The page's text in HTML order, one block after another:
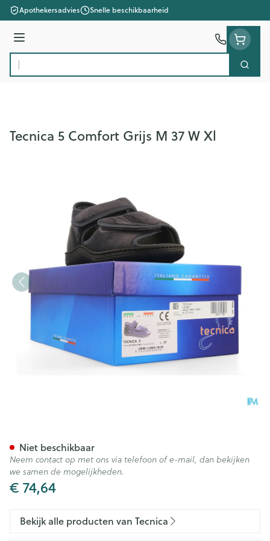
Ga naar de inhoud
Apothekersadvies Snelle beschikbaarheid
Menu
Product, merk, categorie...
Zoek
Tecnica 5 Comfort Grijs M 37 W Xl
€ 74,64
Niet beschikbaar
Neem contact op met ons via telefoon of e-mail, dan bekijken
we samen de mogelijkheden.
Bekijk alle producten van Tecnica